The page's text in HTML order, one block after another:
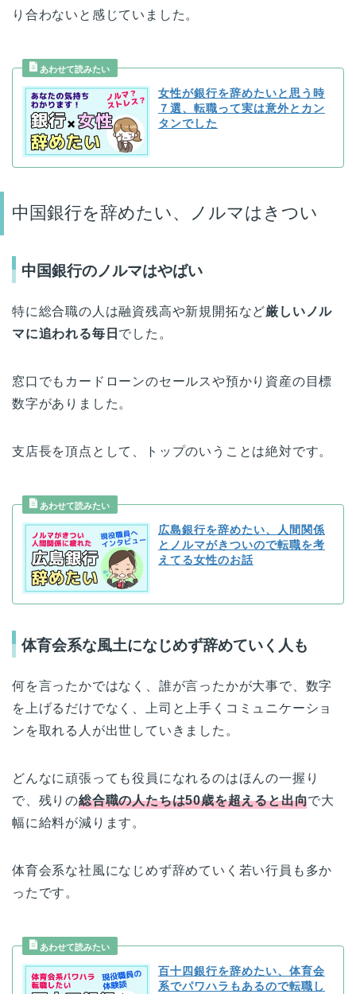
り合わないと感じていました。
女性が銀行を辞めたいと思う時
７選、転職って実は意外とカン
タンでした
中国銀行を辞めたい、ノルマはきつい
中国銀行のノルマはやばい
特に総合職の人は融資残高や新規開拓など厳しいノル
マに追われる毎日 でした。
窓口でもカードローンのセールスや預かり資産の目標
数字がありました。
支店長を頂点として、トップのいうことは絶対です。
広島銀行を辞めたい、人間関係
とノルマがきついので転職を考
えてる女性のお話
体育会系な風土になじめず辞めていく人も
何を言ったかではなく、誰が言ったかが大事で、数字
を上げるだけでなく、上司と上手くコミュニケーショ
ンを取れる人が出世していきました。
どんなに頑張っても役員になれるのはほんの一握り
で、残りの総合職の人たちは50歳を超えると出向で大
幅に給料が減ります。
体育会系な社風になじめず辞めていく若い行員も多か
ったです。
百十四銀行を辞めたい、体育会
系でパワハラもあるので転職し